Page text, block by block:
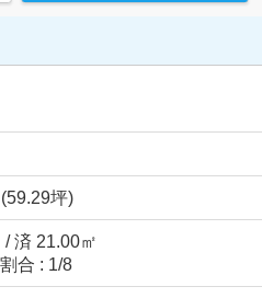
坪)
/ 済 21.00㎡
合 : 1/8